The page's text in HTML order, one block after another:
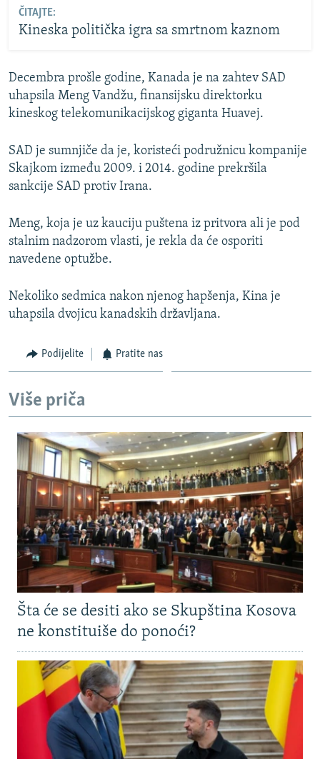
ČITAJTE:
Kineska politička igra sa smrtnom kaznom
Decembra prošle godine, Kanada je na zahtev SAD
uhapsila Meng Vandžu, finansijsku direktorku
kineskog telekomunikacijskog giganta Huavej.
SAD je sumnjiče da je, koristeći podružnicu kompanije
Skajkom između 2009. i 2014. godine prekršila
sankcije SAD protiv Irana.
Meng, koja je uz kauciju puštena iz pritvora ali je pod
stalnim nadzorom vlasti, je rekla da će osporiti
navedene optužbe.
Nekoliko sedmica nakon njenog hapšenja, Kina je
uhapsila dvojicu kanadskih državljana.
Podijelite Pratite nas
Više priča
Šta će se desiti ako se Skupština Kosova
ne konstituiše do ponoći?